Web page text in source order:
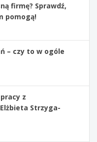
firmę? Sprawdź,
pomogą!
– czy to w ogóle
z
Strzyga-